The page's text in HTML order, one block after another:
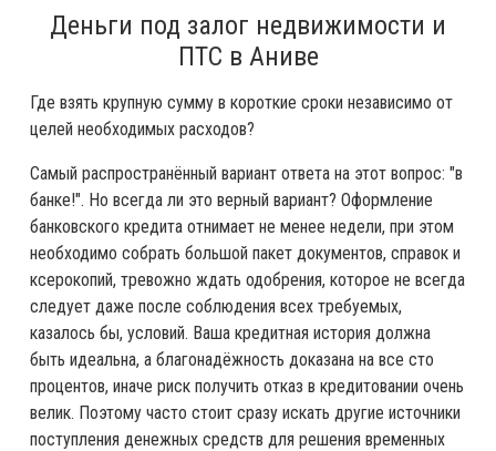
Деньги под залог недвижимости и
ПТС в Аниве
Где взять крупную сумму в короткие сроки независимо от
целей необходимых расходов?
Самый распространённый вариант ответа на этот вопрос: "в
банке!". Но всегда ли это верный вариант? Оформление
банковского кредита отнимает не менее недели, при этом
необходимо собрать большой пакет документов, справок и
ксерокопий, тревожно ждать одобрения, которое не всегда
следует даже после соблюдения всех требуемых,
казалось бы, условий. Ваша кредитная история должна
быть идеальна, а благонадёжность доказана на все сто
процентов, иначе риск получить отказ в кредитовании очень
велик. Поэтому часто стоит сразу искать другие источники
поступления денежных средств для решения временных